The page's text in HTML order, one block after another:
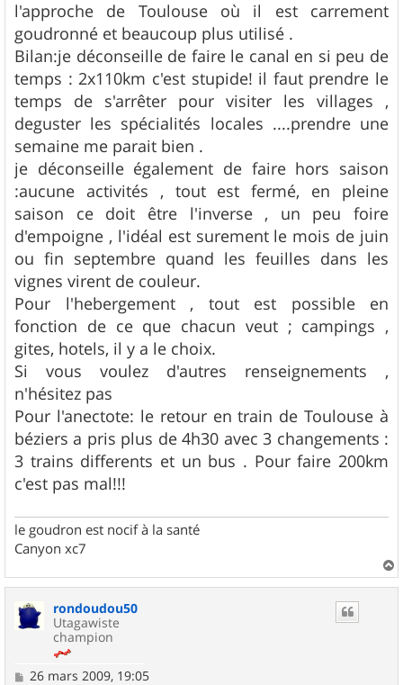
l'approche de Toulouse où il est carrement
goudronné et beaucoup plus utilisé .
Bilan:je déconseille de faire le canal en si peu de
temps : 2x110km c'est stupide! il faut prendre le
temps de s'arrêter pour visiter les villages ,
deguster les spécialités locales ....prendre une
semaine me parait bien .
je déconseille également de faire hors saison
:aucune activités , tout est fermé, en pleine
saison ce doit être l'inverse , un peu foire
d'empoigne , l'idéal est surement le mois de juin
ou fin septembre quand les feuilles dans les
vignes virent de couleur.
Pour l'hebergement , tout est possible en
fonction de ce que chacun veut ; campings ,
gites, hotels, il y a le choix.
Si vous voulez d'autres renseignements ,
n'hésitez pas
Pour l'anectote: le retour en train de Toulouse à
béziers a pris plus de 4h30 avec 3 changements :
3 trains differents et un bus . Pour faire 200km
c'est pas mal!!!
le goudron est nocif à la santé
Canyon xc7
a
rondoudou50
Utagawiste
champion
M
26 mars 2009, 19:05